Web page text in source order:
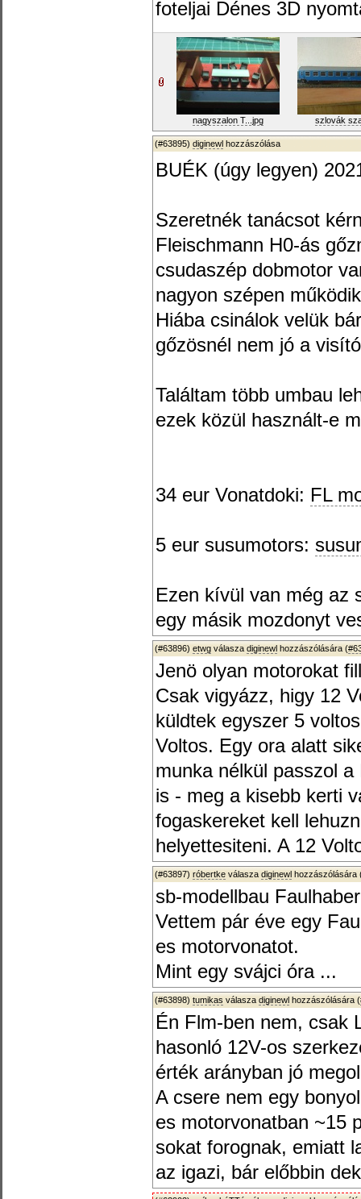
foteljai Dénes 3D
nagyszalon T...jpg szlovák
(#63895) diginewl hozzászólása
BUÉK (úgy legyen)
Szeretnék tanácsot
Fleischmann H0-ás
csudaszép dobmotor
nagyon szépen
Hiába csinálok velük
gőzösnél nem jó a
Találtam több umbau
ezek közül használt-e
34 eur Vonatdoki: FL
5 eur susumotors:
Ezen kívül van még az
egy másik mozdonyt
(#63896) etwg válasza diginewl hozzászólására (
Jenö olyan motorokat
Csak vigyázz, higy 12
küldtek egyszer 5
Voltos. Egy ora alatt
munka nélkül passzol
is - meg a kisebb kerti
fogaskereket kell
helyettesiteni. A 12
(#63897) róbertke válasza diginewl hozzászólására
sb-modellbau
Vettem pár éve egy
es motorvonatot.
Mint egy svájci óra ...
(#63898) tumikas válasza diginewl hozzászólására (
Én Flm-ben nem, csak
hasonló 12V-os
érték arányban jó
A csere nem egy
es motorvonatban ~15
sokat forognak, emiatt
az igazi, bár előbbin